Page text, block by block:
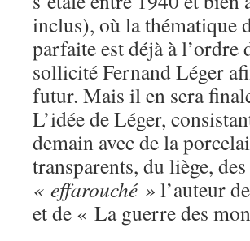
inclus), où la thématique
parfaite est déjà à
sollicité Fernand Léger
futur. Mais il en sera
L’idée de Léger,
demain avec de la
transparents, du liège,
« effarouché » l’auteur
et de « La guerre des